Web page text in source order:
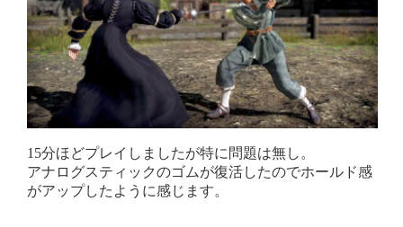
15分ほどプレイしましたが特に問題は無し。
アナログスティックのゴムが復活したのでホールド感
がアップしたように感じます。